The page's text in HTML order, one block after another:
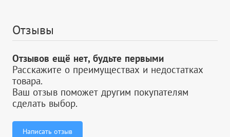
Отзывы
Отзывов ещё нет, будьте первыми
Расскажите о преимуществах и недостатках
товара.
Ваш отзыв поможет другим покупателям
сделать выбор.
Написать отзыв